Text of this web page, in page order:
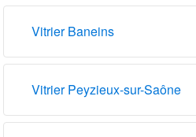
Vitrier Baneins
Vitrier Peyzieux-sur-Saône